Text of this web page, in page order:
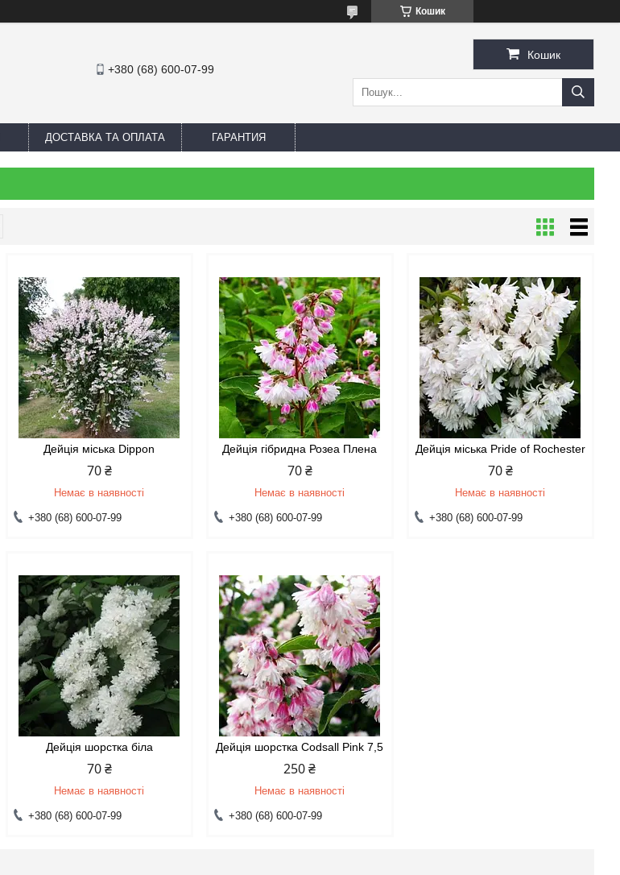
Кошик
+380 (68) 600-07-99
Кошик
ДОСТАВКА ТА ОПЛАТА ГАРАНТИЯ
Дейція міська Dippon
70 ₴
Немає в наявності
+380 (68) 600-07-99
Дейція гібридна Розеа Плена
70 ₴
Немає в наявності
+380 (68) 600-07-99
Дейція міська Pride of Rochester
70 ₴
Немає в наявності
+380 (68) 600-07-99
Дейція шорстка біла
70 ₴
Немає в наявності
+380 (68) 600-07-99
Дейція шорстка Codsall Pink 7,5
250 ₴
Немає в наявності
+380 (68) 600-07-99